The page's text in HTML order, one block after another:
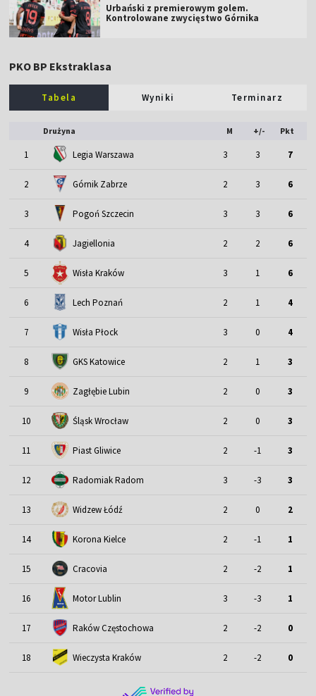
Urbański z premierowym golem.
Kontrolowane zwycięstwo Górnika
PKO BP Ekstraklasa
Tabela Wyniki Terminarz
Drużyna M +/- Pkt
1 Legia Warszawa 3 3 7
2 Górnik Zabrze 2 3 6
3 Pogoń Szczecin 3 3 6
4 Jagiellonia 2 2 6
5 Wisła Kraków 3 1 6
6 Lech Poznań 2 1 4
7 Wisła Płock 3 0 4
8 GKS Katowice 2 1 3
9 Zagłębie Lubin 2 0 3
10 Śląsk Wrocław 2 0 3
11 Piast Gliwice 2 -1 3
12 Radomiak Radom 3 -3 3
13 Widzew Łódź 2 0 2
14 Korona Kielce 2 -1 1
15 Cracovia 2 -2 1
16 Motor Lublin 3 -3 1
17 Raków Częstochowa 2 -2 0
18 Wieczysta Kraków 2 -2 0